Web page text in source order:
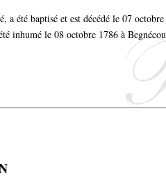
a été baptisé et est décédé le 07
inhumé le 08 octobre 1786 à